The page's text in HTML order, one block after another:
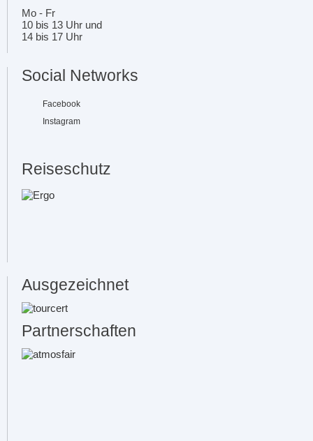
Mo - Fr
10 bis 13 Uhr und
14 bis 17 Uhr
Social Networks
Facebook
Instagram
Reiseschutz
Ausgezeichnet
Partnerschaften